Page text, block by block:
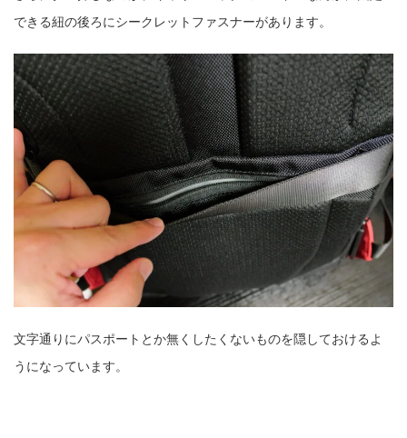
できる紐の後ろにシークレットファスナーがあります。
文字通りにパスポートとか無くしたくないものを隠しておけるよ
うになっています。